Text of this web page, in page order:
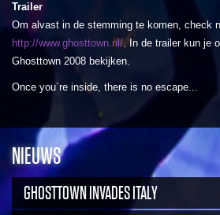
Trailer
Om alvast in de stemming te komen, check
http://www.ghosttown.nl/. In de trailer kun je
Ghosttown 2008 bekijken.
Once you´re inside, there is no escape...
NIEUWS
GHOSTTOWN INVADES ITALY